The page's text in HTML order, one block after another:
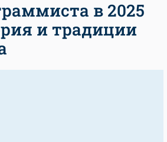
в 2025
и традиции